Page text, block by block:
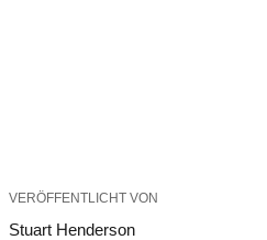
VERÖFFENTLICHT VON
Stuart Henderson